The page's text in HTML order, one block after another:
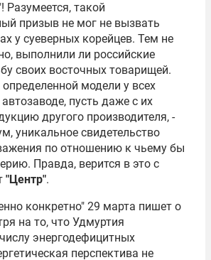
Разумеется, такой
призыв не мог не вызвать
у суеверных корейцев. Тем не
выполнили ли российские
своих восточных товарищей.
модели у всех
пусть даже с их
другого производителя, -
уникальное свидетельство
по отношению к чьему бы
Правда, верится в это с
"Центр".
конкретно" 29 марта пишет о
на то, что Удмуртия
энергодефицитных
перспектива не